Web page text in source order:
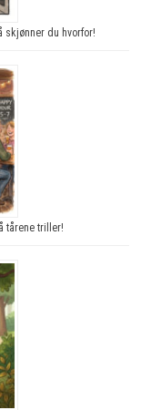
skjønner du hvorfor!
tårene triller!